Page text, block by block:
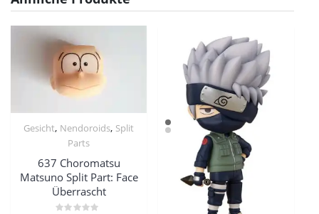
Gesicht, Nendoroids, Split
Parts
637 Choromatsu
Matsuno Split Part: Face
Überrascht